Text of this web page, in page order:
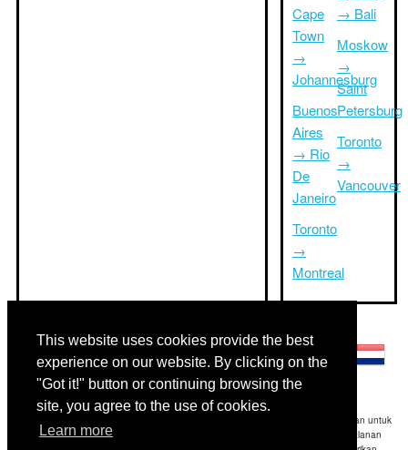
This website uses cookies provide the best
experience on our website. By clicking on the
"Got it!" button or continuing browsing the
site, you agree to the use of cookies.
Learn more
Cape
Town
→
Johannesburg
Buenos
Aires
→ Rio
De
Janeiro
Toronto
→
Montreal
→ Bali
Moskow
→
Saint
Petersburg
Toronto
→
Vancouver
Disclaimer: Informasi yang ditampilkan di situs ini adalah perkiraan terbaik kami dan untuk
referensi Anda saja.Triptimeto.com tidak bertanggung jawab untuk setiap perjalanan